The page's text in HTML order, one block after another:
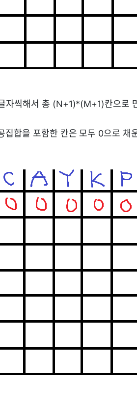
자씩해서 총 (N+1)*(M+1)칸으로
집합을 포함한 칸은 모두 0으로 채